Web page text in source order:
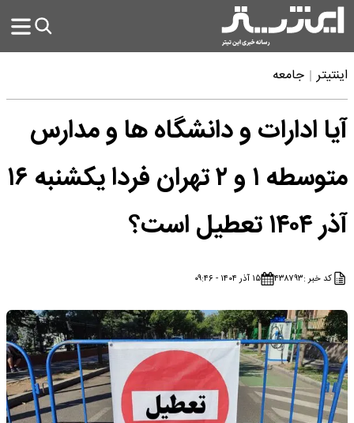
اینتیتر جامعه
آیا ادارات و دانشگاه ها و مدارس
متوسطه ۱ و ۲ تهران فردا یکشنبه ۱۶
آذر ۱۴۰۴ تعطیل است؟
کد خبر :۴۳۸۷۹۳ ۱۵ آذر ۱۴۰۴ - ۰۹:۴۶